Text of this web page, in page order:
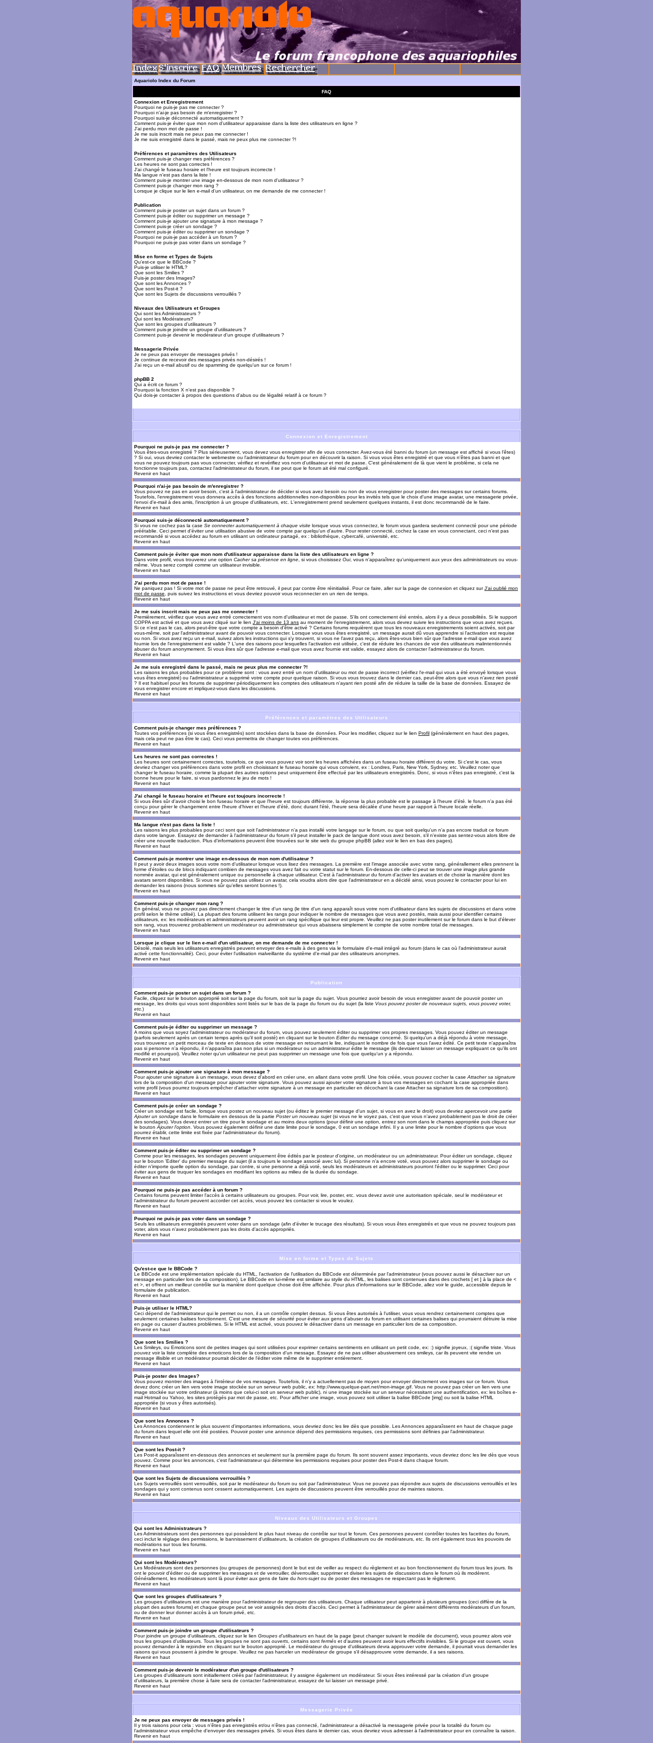
Aquariolo Index du Forum
FAQ
Connexion et Enregistrement
Pourquoi ne puis-je pas me connecter ?
Pourquoi n'ai-je pas besoin de m'enregistrer ?
Pourquoi suis-je déconnecté automatiquement ?
Comment puis-je éviter que mon nom d'utilisateur apparaisse dans la liste des utilisateurs en ligne ?
J'ai perdu mon mot de passe !
Je me suis inscrit mais ne peux pas me connecter !
Je me suis enregistré dans le passé, mais ne peux plus me connecter ?!
Préférences et paramètres des Utilisateurs
Comment puis-je changer mes préférences ?
Les heures ne sont pas correctes !
J'ai changé le fuseau horaire et l'heure est toujours incorrecte !
Ma langue n'est pas dans la liste !
Comment puis-je montrer une image en-dessous de mon nom d'utilisateur ?
Comment puis-je changer mon rang ?
Lorsque je clique sur le lien e-mail d'un utilisateur, on me demande de me connecter !
Publication
Comment puis-je poster un sujet dans un forum ?
Comment puis-je éditer ou supprimer un message ?
Comment puis-je ajouter une signature à mon message ?
Comment puis-je créer un sondage ?
Comment puis-je éditer ou supprimer un sondage ?
Pourquoi ne puis-je pas accéder à un forum ?
Pourquoi ne puis-je pas voter dans un sondage ?
Mise en forme et Types de Sujets
Qu'est-ce que le BBCode ?
Puis-je utiliser le HTML?
Que sont les Smilies ?
Puis-je poster des Images?
Que sont les Annonces ?
Que sont les Post-it ?
Que sont les Sujets de discussions verrouillés ?
Niveaux des Utilisateurs et Groupes
Qui sont les Administrateurs ?
Qui sont les Modérateurs?
Que sont les groupes d'utilisateurs ?
Comment puis-je joindre un groupe d'utilisateurs ?
Comment puis-je devenir le modérateur d'un groupe d'utilisateurs ?
Messagerie Privée
Je ne peux pas envoyer de messages privés !
Je continue de recevoir des messages privés non-désirés !
J'ai reçu un e-mail abusif ou de spamming de quelqu'un sur ce forum !
phpBB 2
Qui a écrit ce forum ?
Pourquoi la fonction X n'est pas disponible ?
Qui dois-je contacter à propos des questions d'abus ou de légalité relatif à ce forum ?
Connexion et Enregistrement
Pourquoi ne puis-je pas me connecter ?
Vous êtes-vous enregistré ? Plus sérieusement, vous devez vous enregistrer afin de vous connecter. Avez-vous été banni du forum (un message est affiché si vous l'êtes)
? Si oui, vous devriez contacter le webmestre ou l'administrateur du forum pour en découvrir la raison. Si vous vous êtes enregistré et que vous n'êtes pas banni et que
vous ne pouvez toujours pas vous connecter, vérifiez et revérifiez vos nom d'utilisateur et mot de passe. C'est généralement de là que vient le problème, si cela ne
fonctionne toujours pas, contactez l'administrateur du forum, il se peut que le forum ait été mal configuré.
Revenir en haut
Pourquoi n'ai-je pas besoin de m'enregistrer ?
Vous pouvez ne pas en avoir besoin, c'est à l'administrateur de décider si vous avez besoin ou non de vous enregistrer pour poster des messages sur certains forums.
Toutefois, l'enregistrement vous donnera accès à des fonctions additionnelles non-disponibles pour les invités tels que le choix d'une image avatar, une messagerie privée,
l'envoi d'e-mail à des amis, l'inscription à un groupe d'utilisateurs, etc. L'enregistrement prend seulement quelques instants, il est donc recommandé de le faire.
Revenir en haut
Pourquoi suis-je déconnecté automatiquement ?
Si vous ne cochez pas la case Se connecter automatiquement à chaque visite lorsque vous vous connectez, le forum vous gardera seulement connecté pour une période
préétablie. Ceci permet d'éviter une utilisation abusive de votre compte par quelqu'un d'autre. Pour rester connecté, cochez la case en vous connectant, ceci n'est pas
recommandé si vous accédez au forum en utilisant un ordinateur partagé, ex : bibliothèque, cybercafé, université, etc.
Revenir en haut
Comment puis-je éviter que mon nom d'utilisateur apparaisse dans la liste des utilisateurs en ligne ?
Dans votre profil, vous trouverez une option Cacher sa présence en ligne , si vous choisissez Oui, vous n'apparaîtrez qu'uniquement aux yeux des administrateurs ou vous-
même. Vous serez compté comme un utilisateur invisible.
Revenir en haut
J'ai perdu mon mot de passe !
Ne paniquez pas ! Si votre mot de passe ne peut être retrouvé, il peut par contre être réinitialisé. Pour ce faire, aller sur la page de connexion et cliquez surJ'ai oublié mon
mot de passe , puis suivez les instructions et vous devriez pouvoir vous reconnecter en un rien de temps.
Revenir en haut
Je me suis inscrit mais ne peux pas me connecter !
Premièrement, vérifiez que vous avez entré correctement vos nom d'utilisateur et mot de passe. S'ils ont correctement été entrés, alors il y a deux possibilités. Si le support
COPPA est activé et que vous avez cliqué sur le lien J'ai moins de 13 ans au moment de l'enregistrement, alors vous devrez suivre les instructions que vous avez reçues.
Si ce n'est pas le cas, alors peut-être que votre compte a besoin d'être activé ? Certains forums requièrent que tous les nouveaux enregistrements soient activés, soit par
vous-même, soit par l'administrateur avant de pouvoir vous connecter. Lorsque vous vous êtes enregistré, un message aurait dû vous apprendre si l'activation est requise
ou non. Si vous avez reçu un e-mail, suivez alors les instructions qui s'y trouvent, si vous ne l'avez pas reçu, alors êtes-vous bien sûr que l'adresse e-mail que vous avez
fournie lors de l'enregistrement est valide ? L'une des raisons pour lesquelles l'activation est utilisée, c'est de réduire les chances de voir des utilisateurs malintentionnés
abuser du forum anonymement. Si vous êtes sûr que l'adresse e-mail que vous avez fournie est valide, essayez alors de contacter l'administrateur du forum.
Revenir en haut
Je me suis enregistré dans le passé, mais ne peux plus me connecter ?!
Les raisons les plus probables pour ce problème sont : vous avez entré un nom d'utilisateur ou mot de passe incorrect (vérifiez l'e-mail qui vous a été envoyé lorsque vous
vous êtes enregistré) ou l'administrateur a supprimé votre compte pour quelque raison. Si vous vous trouvez dans le dernier cas, peut-être alors que vous n'avez rien posté
? Il est habituel pour les forums de supprimer périodiquement les comptes des utilisateurs n'ayant rien posté afin de réduire la taille de la base de données. Essayez de
vous enregistrer encore et impliquez-vous dans les discussions.
Revenir en haut
Préférences et paramètres des Utilisateurs
Comment puis-je changer mes préférences ?
Toutes vos préférences (si vous êtes enregistrés) sont stockées dans la base de données. Pour les modifier, cliquez sur le lien Profil (généralement en haut des pages,
mais cela peut ne pas être le cas). Ceci vous permettra de changer toutes vos préférences.
Revenir en haut
Les heures ne sont pas correctes !
Les heures sont certainement correctes, toutefois, ce que vous pouvez voir sont les heures affichées dans un fuseau horaire différent du votre. Si c'est le cas, vous
devriez changer vos préférences dans votre profil en choisissant le fuseau horaire qui vous convient, ex : Londres, Paris, New York, Sydney, etc. Veuillez noter que
changer le fuseau horaire, comme la plupart des autres options peut uniquement être effectué par les utilisateurs enregistrés. Donc, si vous n'êtes pas enregistré, c'est la
bonne heure pour le faire, si vous pardonnez le jeu de mots !
Revenir en haut
J'ai changé le fuseau horaire et l'heure est toujours incorrecte !
Si vous êtes sûr d'avoir choisi le bon fuseau horaire et que l'heure est toujours différente, la réponse la plus probable est le passage à l'heure d'été. le forum n'a pas été
conçu pour gérer le changement entre l'heure d'hiver et l'heure d'été, donc durant l'été, l'heure sera décalée d'une heure par rapport à l'heure locale réelle.
Revenir en haut
Ma langue n'est pas dans la liste !
Les raisons les plus probables pour ceci sont que soit l'administrateur n'a pas installé votre langage sur le forum, ou que soit quelqu'un n'a pas encore traduit ce forum
dans votre langue. Essayez de demander à l'administrateur du forum s'il peut installer le pack de langue dont vous avez besoin, s'il n'existe pas sentez-vous alors libre de
créer une nouvelle traduction. Plus d'informations peuvent être trouvées sur le site web du groupe phpBB (allez voir le lien en bas des pages).
Revenir en haut
Comment puis-je montrer une image en-dessous de mon nom d'utilisateur ?
Il peut y avoir deux images sous votre nom d'utilisateur lorsque vous lisez des messages. La première est l'image associée avec votre rang, générallement elles prennent la
forme d'étoiles ou de blocs indiquant combien de messages vous avez fait ou votre statut sur le forum. En-dessous de celle-ci peut se trouver une image plus grande
nommée avatar, qui est généralement unique ou personnelle à chaque utilisateur. C'est à l'administrateur du forum d'activer les avatars et de choisir la manière dont les
avatars seront disponibles. Si vous ne pouvez pas utilisez un avatar, cela voudra alors dire que l'administrateur en a décidé ainsi, vous pouvez le contacter pour lui en
demander les raisons (nous sommes sûr qu'elles seront bonnes !).
Revenir en haut
Comment puis-je changer mon rang ?
En général, vous ne pouvez pas directement changer le titre d'un rang (le titre d'un rang apparaît sous votre nom d'utilisateur dans les sujets de discussions et dans votre
profil selon le thème utilisé). La plupart des forums utilisent les rangs pour indiquer le nombre de messages que vous avez postés, mais aussi pour identifier certains
utilisateurs, ex: les modérateurs et administrateurs peuvent avoir un rang spécifique qui leur est propre. Veuillez ne pas poster inutilement sur le forum dans le but d'élever
son rang, vous trouverez probablement un modérateur ou administrateur qui vous abaissera simplement le compte de votre nombre total de messages.
Revenir en haut
Lorsque je clique sur le lien e-mail d'un utilisateur, on me demande de me connecter !
Désolé, mais seuls les utilisateurs enregistrés peuvent envoyer des e-mails à des gens via le formulaire d'e-mail intégré au forum (dans le cas où l'administrateur aurait
activé cette fonctionnalité). Ceci, pour éviter l'utilisation malveillante du système d'e-mail par des utilisateurs anonymes.
Revenir en haut
Publication
Comment puis-je poster un sujet dans un forum ?
Facile, cliquez sur le bouton approprié soit sur la page du forum, soit sur la page du sujet. Vous pourriez avoir besoin de vous enregistrer avant de pouvoir poster un
message, les droits qui vous sont disponibles sont listés sur le bas de la page du forum ou du sujet (la liste Vous pouvez poster de nouveaux sujets, vous pouvez voter,
etc. )
Revenir en haut
Comment puis-je éditer ou supprimer un message ?
A moins que vous soyez l'administrateur ou modérateur du forum, vous pouvez seulement éditer ou supprimer vos propres messages. Vous pouvez éditer un message
(parfois seulement après un certain temps après qu'il soit posté) en cliquant sur le bouton Editerdu message concerné. Si quelqu'un a déjà répondu à votre message,
vous trouverez un petit morceau de texte en dessous de votre message en retournant le lire, indiquant le nombre de fois que vous l'avez édité. Ce petit texte n'apparaîtra
pas si personne n'a répondu, il n'apparaîtra pas non plus si un modérateur ou un administrateur édite le message (ils devraient laisser un message expliquant ce qu'ils ont
modifié et pourquoi). Veuillez noter qu'un utilisateur ne peut pas supprimer un message une fois que quelqu'un y a répondu.
Revenir en haut
Comment puis-je ajouter une signature à mon message ?
Pour ajouter une signature à un message, vous devez d'abord en créer une, en allant dans votre profil. Une fois créée, vous pouvez cocher la case Attacher sa signature
lors de la composition d'un message pour ajouter votre signature. Vous pouvez aussi ajouter votre signature à tous vos messages en cochant la case appropriée dans
votre profil (vous pourrez toujours empêcher d'attacher votre signature à un message en particulier en décochant la case Attacher sa signature lors de sa composition).
Revenir en haut
Comment puis-je créer un sondage ?
Créer un sondage est facile, lorsque vous postez un nouveau sujet (ou éditez le premier message d'un sujet, si vous en avez le droit) vous devriez apercevoir une partie
Ajouter un sondage dans le formulaire en dessous de la partie Poster un nouveau sujet (si vous ne le voyez pas, c'est que vous n'avez probablement pas le droit de créer
des sondages). Vous devez entrer un titre pour le sondage et au moins deux options (pour définir une option, entrez son nom dans le champs appropriée puis cliquez sur
le bouton Ajouter l'option . Vous pouvez également définir une date limite pour le sondage, 0 est un sondage infini. Il y a une limite pour le nombre d'options que vous
pourrez établir, cette limite est fixée par l'administrateur du forum).
Revenir en haut
Comment puis-je éditer ou supprimer un sondage ?
Comme pour les messages, les sondages peuvent uniquement être édités par le posteur d'origine, un modérateur ou un administrateur. Pour éditer un sondage, cliquez
sur le bouton 'Editer' du premier message du sujet (il a toujours le sondage associé avec lui). Si personne n'a encore voté, vous pouvez alors supprimer le sondage ou
éditer n'importe quelle option du sondage, par contre, si une personne a déjà voté, seuls les modérateurs et administrateurs pourront l'éditer ou le supprimer. Ceci pour
éviter aux gens de truquer les sondages en modifiant les options au milieu de la durée du sondage.
Revenir en haut
Pourquoi ne puis-je pas accéder à un forum ?
Certains forums peuvent limiter l'accès à certains utilisateurs ou groupes. Pour voir, lire, poster, etc. vous devez avoir une autorisation spéciale, seul le modérateur et
l'administrateur du forum peuvent accorder cet accès, vous pouvez les contacter si vous le voulez.
Revenir en haut
Pourquoi ne puis-je pas voter dans un sondage ?
Seuls les utilisateurs enregistrés peuvent voter dans un sondage (afin d'éviter le trucage des résultats). Si vous vous êtes enregistrés et que vous ne pouvez toujours pas
voter, alors vous n'avez probablement pas les droits d'accès appropriés.
Revenir en haut
Mise en forme et Types de Sujets
Qu'est-ce que le BBCode ?
Le BBCode est une implémentation spéciale du HTML, l'activation de l'utilisation du BBCode est déterminée par l'administrateur (vous pouvez aussi le désactiver sur un
message en particulier lors de sa composition). Le BBCode en lui-même est similaire au styile du HTML, les balises sont contenues dans des crochets [ et ] à la place de <
et >, et offrent un meilleur contrôle sur la manière dont quelque chose doit être affichée. Pour plus d'informations sur le BBCode, allez voir le guide, accessible depuis le
formulaire de publication.
Revenir en haut
Puis-je utiliser le HTML?
Ceci dépend de l'administrateur qui le permet ou non, il a un contrôle complet dessus. Si vous êtes autorisés à l'utiliser, vous vous rendrez certainement comptes que
seulement certaines balises fonctionnent. C'est une mesure de sécurité pour éviter aux gens d'abuser du forum en utilisant certaines balises qui pourraient détruire la mise
en page ou causer d'autres problèmes. Si le HTML est activé, vous pouvez le désactiver dans un message en particulier lors de sa composition.
Revenir en haut
Que sont les Smilies ?
Les Smileys, ou Emoticons sont de petites images qui sont utilisées pour exprimer certains sentiments en utilisant un petit code, ex: :) signifie joyeux, :( signifie triste. Vous
pouvez voir la liste complète des emoticons lors de la composition d'un message. Essayez de ne pas utiliser abusivement ces smileys, car ils peuvent vite rendre un
message illisible et un modérateur pourrait décider de l'éditer voire même de le supprimer entièrement.
Revenir en haut
Puis-je poster des Images?
Vous pouvez montrer des images à l'intérieur de vos messages. Toutefois, il n'y a actuellement pas de moyen pour envoyer directement vos images sur ce forum. Vous
devez donc créer un lien vers votre image stockée sur un serveur web public, ex: http://www.quelque-part.net/mon-image.gif. Vous ne pouvez pas créer un lien vers une
image stockée sur votre ordinateur (à moins que celui-ci soit un serveur web public), ni une image stockée sur un serveur nécessitant une authentification, ex: les boîtes e-
mail Hotmail ou Yahoo, les sites protégés par mot de passe, etc. Pour afficher une image, vous pouvez soit utiliser la balise BBCode [img] ou soit la balise HTML
appropriée (si vous y êtes autorisés).
Revenir en haut
Que sont les Annonces ?
Les Annonces contiennent le plus souvent d'importantes informations, vous devriez donc les lire dès que possible. Les Annonces apparaîssent en haut de chaque page
du forum dans lequel elle ont été postées. Pouvoir poster une annonce dépend des permissions requises, ces permissions sont définies par l'administrateur.
Revenir en haut
Que sont les Post-it ?
Les Post-it apparaîssent en-dessous des annonces et seulement sur la première page du forum. Ils sont souvent assez importants, vous devriez donc les lire dès que vous
pouvez. Comme pour les annonces, c'est l'administrateur qui détermine les permissions requises pour poster des Post-it dans chaque forum.
Revenir en haut
Que sont les Sujets de discussions verrouillés ?
Les Sujets verrouillés sont verrouillés, soit par le modérateur du forum ou soit par l'administrateur. Vous ne pouvez pas répondre aux sujets de discussions verrouillés et les
sondages qui y sont contenus sont cessent automatiquement. Les sujets de discussions peuvent être verrouillés pour de maintes raisons.
Revenir en haut
Niveaux des Utilisateurs et Groupes
Qui sont les Administrateurs ?
Les Administrateurs sont des personnes qui possèdent le plus haut niveau de contrôle sur tout le forum. Ces personnes peuvent contrôler toutes les facettes du forum,
ceci inclut le réglage des permissions, le bannissement d'utilisateurs, la création de groupes d'utilisateurs ou de modérateurs, etc. Ils ont également tous les pouvoirs de
modérations sur tous les forums.
Revenir en haut
Qui sont les Modérateurs?
Les Modérateurs sont des personnes (ou groupes de personnes) dont le but est de veiller au respect du règlement et au bon fonctionnement du forum tous les jours. Ils
ont le pouvoir d'éditer ou de supprimer les messages et de verrouiller, déverrouiller, supprimer et diviser les sujets de discussions dans le forum où ils modèrent.
Générallement, les modérateurs sont là pour éviter aux gens de faire du hors-sujet ou de poster des messages ne respectant pas le règlement.
Revenir en haut
Que sont les groupes d'utilisateurs ?
Les groupes d'utilisateurs est une manière pour l'administrateur de regrouper des utilisateurs. Chaque utilisateur peut appartenir à plusieurs groupes (ceci diffère de la
plupart des autres forums) et chaque groupe peut se voir assignés des droits d'accès. Ceci permet à l'administrateur de gérer aisément différents modérateurs d'un forum,
ou de donner leur donner accès à un forum privé, etc.
Revenir en haut
Comment puis-je joindre un groupe d'utilisateurs ?
Pour joindre un groupe d'utilisateurs, cliquez sur le lien Groupes d'utilisateurs en haut de la page (peut changer suivant le modèle de document), vous pourrez alors voir
tous les groupes d'utilisateurs. Tous les groupes ne sont pas ouverts , certains sont fermés et d'autres peuvent avoir leurs effectifs invisibles. Si le groupe est ouvert, vous
pouvez demander à le rejoindre en cliquant sur le bouton approprié. Le modérateur du groupe d'utilisateurs devra approuver votre demande, il pourrait vous demander les
raisons qui vous poussent à joindre le groupe. Veuillez ne pas harceler un modérateur de groupe s'il désapprouvre votre demande, il a ses raisons.
Revenir en haut
Comment puis-je devenir le modérateur d'un groupe d'utilisateurs ?
Les groupes d'utilisateurs sont initiallement créés par l'administrateur, il y assigne également un modérateur. Si vous êtes intéressé par la création d'un groupe
d'utilisateurs, la première chose à faire sera de contacter l'administrateur, essayez de lui laisser un message privé.
Revenir en haut
Messagerie Privée
Je ne peux pas envoyer de messages privés !
Il y trois raisons pour cela : vous n'êtes pas enregistrés et/ou n'êtes pas connecté, l'administrateur a désactivé la messagerie privée pour la totalité du forum ou
l'administrateur vous empêche d'envoyer des messages privés. Si vous êtes dans le dernier cas, vous devriez vous adresser à l'administrateur pour en connaître la raison.
Revenir en haut